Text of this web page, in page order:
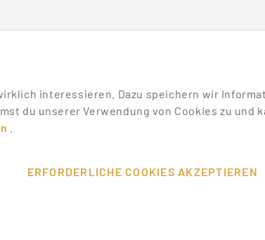
interessieren. Dazu speichern wir
du unserer Verwendung von Cookies zu und
ERFORDERLICHE COOKIES AKZEPTIEREN